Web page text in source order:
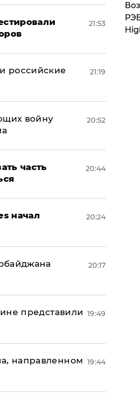
21:53
российские
21:19
войну
20:52
часть
20:44
начал
20:24
20:17
представили 19:49
направленном 19:44